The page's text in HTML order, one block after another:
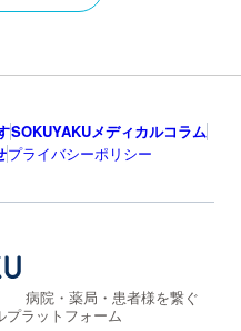
SOKUYAKUメディカルコラム
プライバシーポリシー
病院・薬局・患者様を繋ぐ
プラットフォーム